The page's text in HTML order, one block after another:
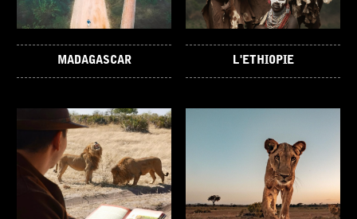
MADAGASCAR L'ETHIOPIE